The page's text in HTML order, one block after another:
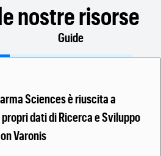
nostre risorse
Guide
Sciences è riuscita a
dati di Ricerca e Sviluppo
Varonis